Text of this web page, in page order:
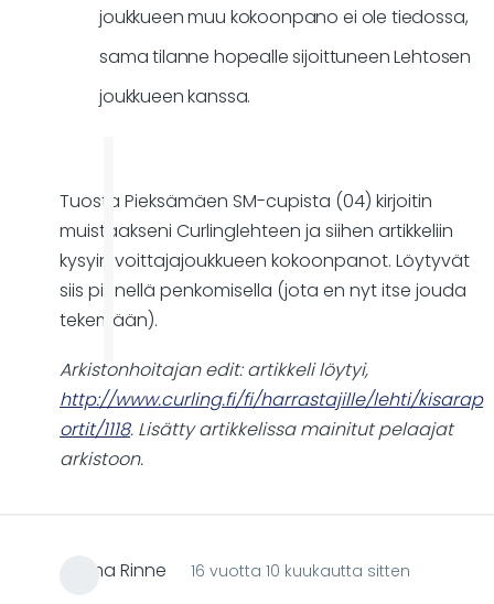
2008
naisten
joukkueen muu kokoonpano ei ole tiedossa,
sama tilanne hopealle sijoittuneen Lehtosen
joukkueen kanssa.
Tuosta Pieksämäen SM-cupista (04) kirjoitin
muistaakseni Curlinglehteen ja siihen artikkeliin
kysyin voittajajoukkueen kokoonpanot. Löytyvät
siis pienellä penkomisella (jota en nyt itse jouda
tekemään).
Arkistonhoitajan edit: artikkeli löytyi,
http://www.curling.fi/fi/harrastajille/lehti/kisarap
ortit/1118. Lisätty artikkelissa mainitut pelaajat
arkistoon.
Jorma Rinne 16 vuotta 10 kuukautta sitten